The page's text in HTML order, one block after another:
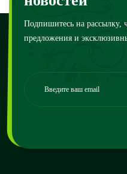
Подпишитесь на рассылку,
предложения и